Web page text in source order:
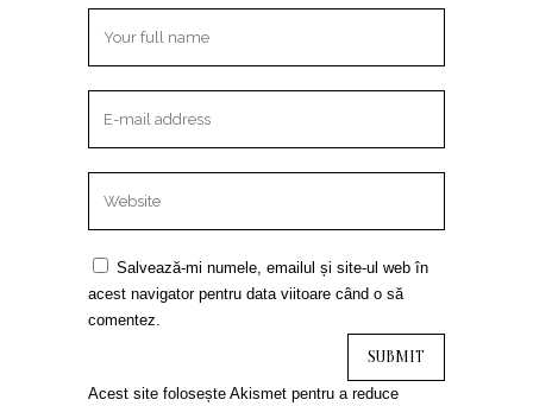
Salvează-mi numele, emailul și site-ul web în
acest navigator pentru data viitoare când o să
comentez.
Acest site folosește Akismet pentru a reduce